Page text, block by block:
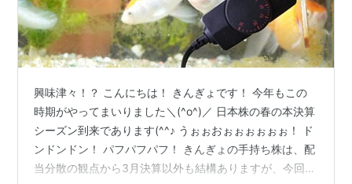
興味津々！？ こんにちは！ きんぎょです！ 今年もこの
時期がやってまいりました＼(^o^)／ 日本株の春の本決算
シーズン到来であります(^^♪ うぉぉおぉぉぉぉぉぉ！ ド
ンドンドン！ パフパフパフ！ きんぎょの手持ち株は、配
当分散の観点から3月決算以外も結構ありますが、今回は